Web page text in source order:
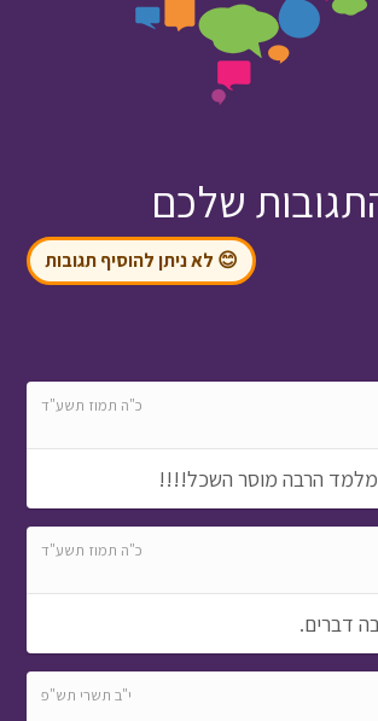
שלכם
😊 לא ניתן להוסיף תגובות
כ"ה תמוז תשע"ד
הרבה מוסר השכל!!!!
כ"ה תמוז תשע"ד
דברים.
י"ב תשרי תש"פ